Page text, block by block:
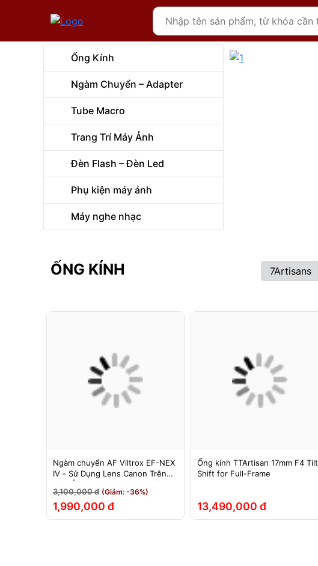
Ống Kính
Ngàm Chuyển – Adapter
Tube Macro
Trang Trí Máy Ảnh
Đèn Flash – Đèn Led
Phụ kiện máy ảnh
Máy nghe nhạc
ỐNG KÍNH 7Artisans
Ngàm chuyển AF Viltrox EF-NEX
IV - Sử Dụng Lens Canon Trên
Máy Ảnh Sony E-Mount - Bảo
Hành 12 Tháng.
3,100,000 đ (Giảm: -36%)
1,990,000 đ
Ống kính TTArtisan 17mm F4 Tilt
Shift for Full-Frame
13,490,000 đ